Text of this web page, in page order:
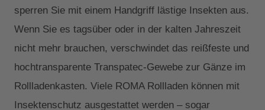
sperren Sie mit einem Handgriff lästige Insekten aus.
Wenn Sie es tagsüber oder in der kalten Jahreszeit
nicht mehr brauchen, verschwindet das reißfeste und
hochtransparente Transpatec-Gewebe zur Gänze im
Rollladenkasten. Viele ROMA Rollladen können mit
Insektenschutz ausgestattet werden – sogar